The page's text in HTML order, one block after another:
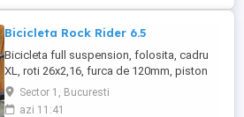
Bicicleta Rock Rider 6.5
Bicicleta full suspension, folosita, cadru
XL, roti 26x2,16, furca de 120mm, piston
de 120mm. Nu trimit in tară. Predare la fata
locului.
Sector 1, Bucuresti
azi 11:41